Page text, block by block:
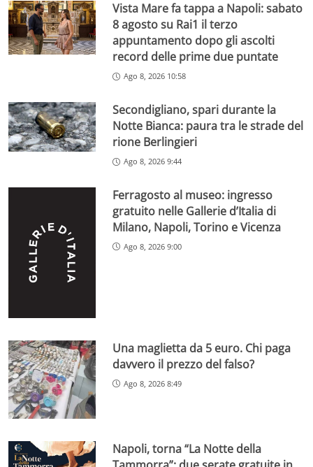
Vista Mare fa tappa a Napoli: sabato
8 agosto su Rai1 il terzo
appuntamento dopo gli ascolti
record delle prime due puntate
Ago 8, 2026 10:58
Secondigliano, spari durante la
Notte Bianca: paura tra le strade del
rione Berlingieri
Ago 8, 2026 9:44
Ferragosto al museo: ingresso
gratuito nelle Gallerie d’Italia di
Milano, Napoli, Torino e Vicenza
Ago 8, 2026 9:00
Una maglietta da 5 euro. Chi paga
davvero il prezzo del falso?
Ago 8, 2026 8:49
Napoli, torna “La Notte della